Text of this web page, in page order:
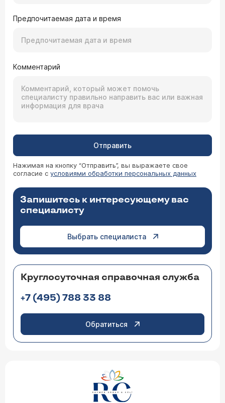
Предпочитаемая дата и время
Комментарий
Отправить
Нажимая на кнопку “Отправить”, вы выражаете свое
согласие с условиями обработки персональных данных
Запишитесь к интересующему вас
специалисту
Выбрать специалиста
Круглосуточная справочная служба
+7 (495) 788 33 88
Обратиться